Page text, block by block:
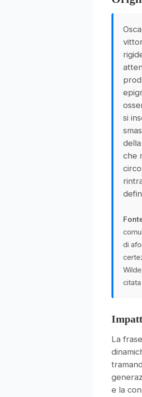
si
che
di
La
e la